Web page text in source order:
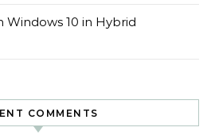
Windows 10 in Hybrid
COMMENTS